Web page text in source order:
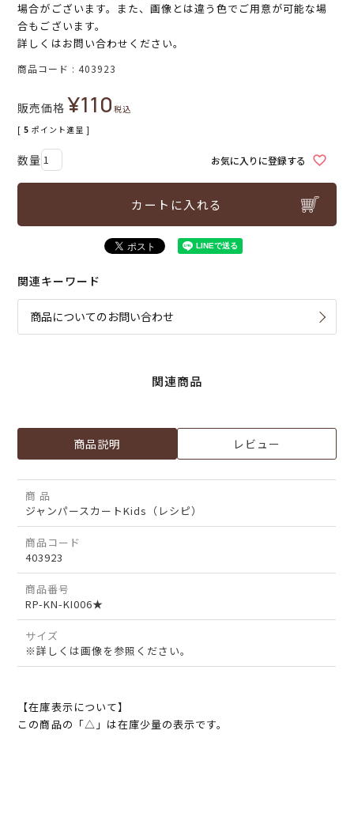
場合がございます。また、画像とは違う色でご用意が可能な場
合もございます。
詳しくはお問い合わせください。
商品コード 403923
販売価格 ¥110税込
[ 5 ポイント進呈 ]
お気に入りに登録する
カートに入れる
関連キーワード
商品についてのお問い合わせ
関連商品
商品説明 レビュー
商 品
ジャンパースカートKids（レシピ）
商品コード
403923
商品番号
RP-KN-KI006★
サイズ
※詳しくは画像を参照ください。
【在庫表示について】
この商品の「△」は在庫少量の表示です。